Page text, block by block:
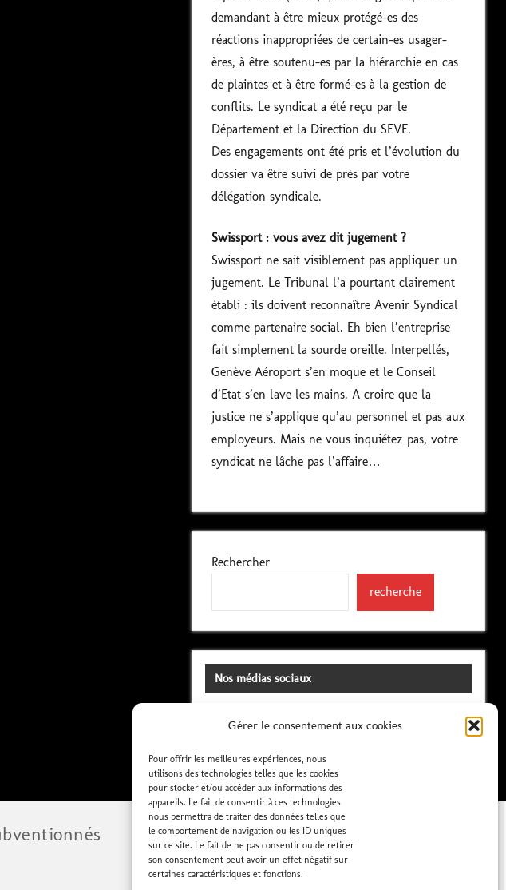
Gérer le consentement aux cookies
Pour offrir les meilleures expériences, nous
utilisons des technologies telles que les cookies
pour stocker et/ou accéder aux informations des
appareils. Le fait de consentir à ces technologies
nous permettra de traiter des données telles que
le comportement de navigation ou les ID uniques
sur ce site. Le fait de ne pas consentir ou de retirer
son consentement peut avoir un effet négatif sur
certaines caractéristiques et fonctions.
demandant à être mieux protégé-es des
réactions inappropriées de certain-es usager-
ères, à être soutenu-es par la hiérarchie en cas
de plaintes et à être formé-es à la gestion de
conflits. Le syndicat a été reçu par le
Département et la Direction du SEVE.
Des engagements ont été pris et l’évolution du
dossier va être suivi de près par votre
délégation syndicale.
Swissport : vous avez dit jugement ?
Swissport ne sait visiblement pas appliquer un
jugement. Le Tribunal l’a pourtant clairement
établi : ils doivent reconnaître Avenir Syndical
comme partenaire social. Eh bien l’entreprise
fait simplement la sourde oreille. Interpellés,
Genève Aéroport s’en moque et le Conseil
d’Etat s’en lave les mains. A croire que la
justice ne s’applique qu’au personnel et pas aux
employeurs. Mais ne vous inquiétez pas, votre
syndicat ne lâche pas l’affaire…
Rechercher
recherche
Nos médias sociaux